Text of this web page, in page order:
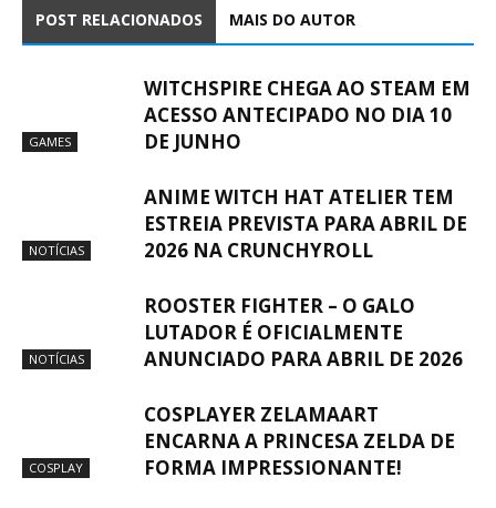
POST RELACIONADOS MAIS DO AUTOR
GAMES
WITCHSPIRE CHEGA AO STEAM EM
ACESSO ANTECIPADO NO DIA 10
DE JUNHO
NOTÍCIAS
ANIME WITCH HAT ATELIER TEM
ESTREIA PREVISTA PARA ABRIL DE
2026 NA CRUNCHYROLL
NOTÍCIAS
ROOSTER FIGHTER – O GALO
LUTADOR É OFICIALMENTE
ANUNCIADO PARA ABRIL DE 2026
COSPLAY
COSPLAYER ZELAMAART
ENCARNA A PRINCESA ZELDA DE
FORMA IMPRESSIONANTE!